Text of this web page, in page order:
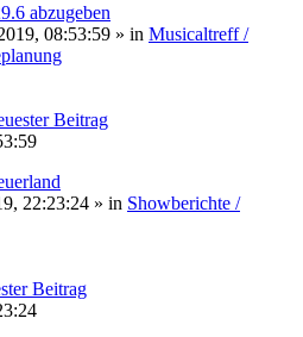
abzugeben
08:53:59 » in Musicaltreff /
Beitrag
22:23:24 » in Showberichte /
Beitrag